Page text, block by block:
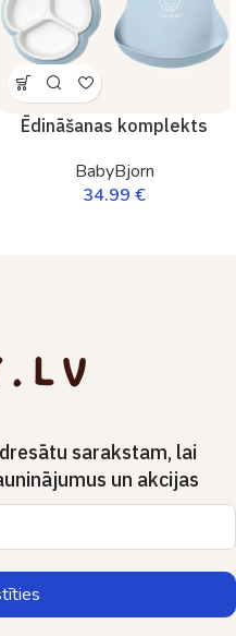
Ēdināšanas komplekts
BabyBjorn
34.99 €
sarakstam, lai
un akcijas